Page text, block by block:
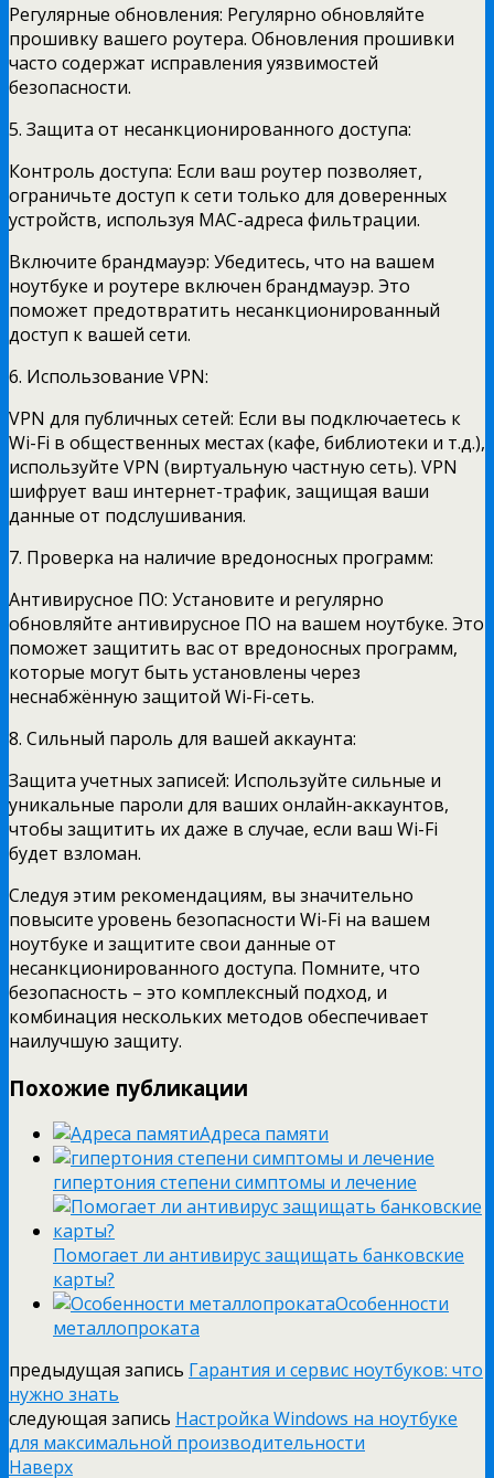
Регулярные обновления: Регулярно обновляйте
прошивку вашего роутера. Обновления прошивки
часто содержат исправления уязвимостей
безопасности.
5. Защита от несанкционированного доступа:
Контроль доступа: Если ваш роутер позволяет,
ограничьте доступ к сети только для доверенных
устройств, используя MAC-адреса фильтрации.
Включите брандмауэр: Убедитесь, что на вашем
ноутбуке и роутере включен брандмауэр. Это
поможет предотвратить несанкционированный
доступ к вашей сети.
6. Использование VPN:
VPN для публичных сетей: Если вы подключаетесь к
Wi-Fi в общественных местах (кафе, библиотеки и т.д.),
используйте VPN (виртуальную частную сеть). VPN
шифрует ваш интернет-трафик, защищая ваши
данные от подслушивания.
7. Проверка на наличие вредоносных программ:
Антивирусное ПО: Установите и регулярно
обновляйте антивирусное ПО на вашем ноутбуке. Это
поможет защитить вас от вредоносных программ,
которые могут быть установлены через
неснабжённую защитой Wi-Fi-сеть.
8. Сильный пароль для вашей аккаунта:
Защита учетных записей: Используйте сильные и
уникальные пароли для ваших онлайн-аккаунтов,
чтобы защитить их даже в случае, если ваш Wi-Fi
будет взломан.
Следуя этим рекомендациям, вы значительно
повысите уровень безопасности Wi-Fi на вашем
ноутбуке и защитите свои данные от
несанкционированного доступа. Помните, что
безопасность – это комплексный подход, и
комбинация нескольких методов обеспечивает
наилучшую защиту.
Похожие публикации
Адреса памяти
гипертония степени симптомы и лечение
Помогает ли антивирус защищать банковские
карты?
Особенности
металлопроката
предыдущая запись Гарантия и сервис ноутбуков: что
нужно знать
следующая запись Настройка Windows на ноутбуке
для максимальной производительности
Наверх